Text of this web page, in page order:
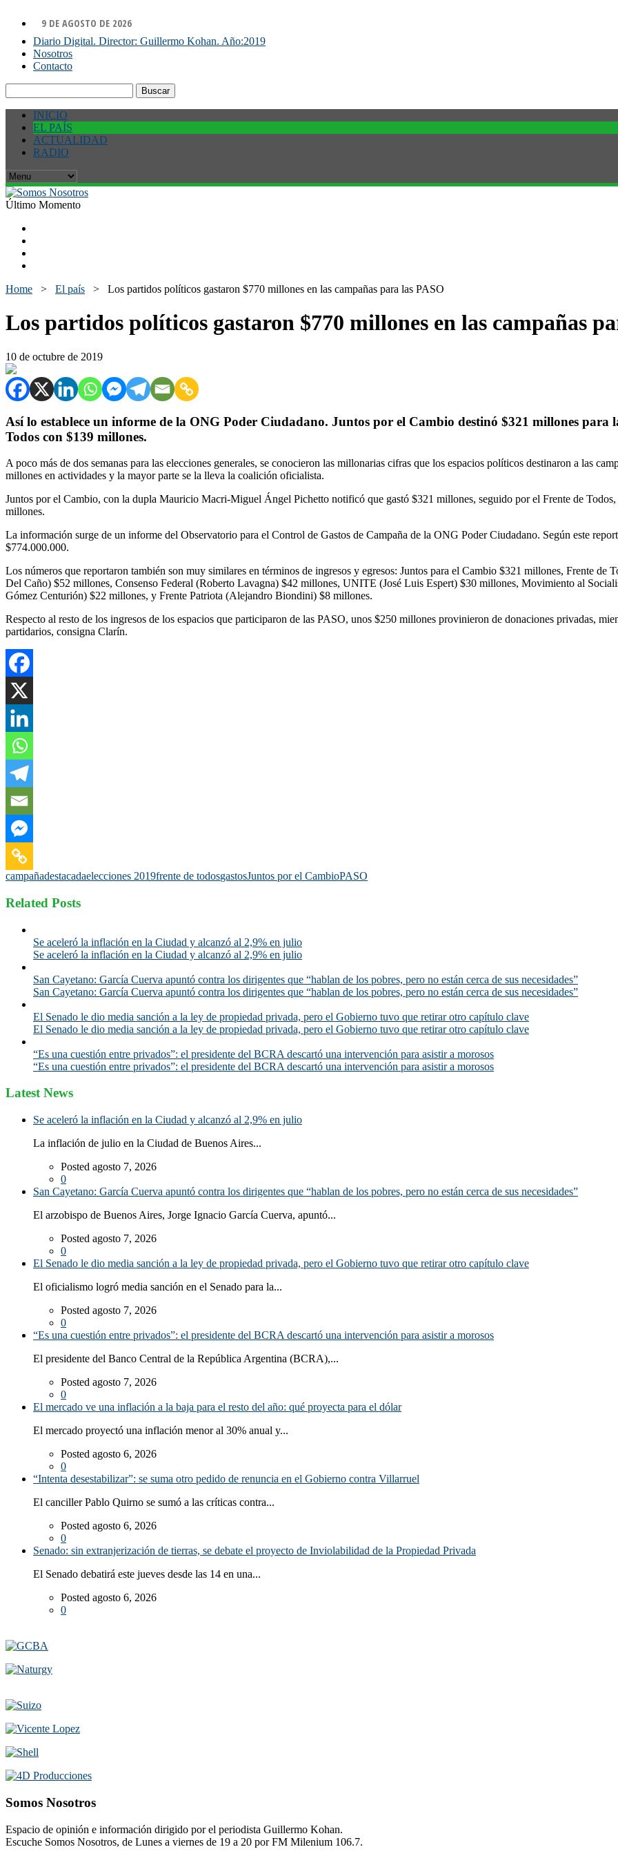
9 DE AGOSTO DE 2026
Diario Digital. Director: Guillermo Kohan. Año:2019
Nosotros
Contacto
INICIO
EL PAÍS
ACTUALIDAD
RADIO
Último Momento
Home > El país > Los partidos políticos gastaron $770 millones en las campañas para las PASO
Los partidos políticos gastaron $770 millones en las campañas
10 de octubre de 2019
Así lo establece un informe de la ONG Poder Ciudadano. Juntos por el Cambio destinó $321 millones para
Todos con $139 millones.
A poco más de dos semanas para las elecciones generales, se conocieron las millonarias cifras que los espacios políticos destinaron a las
millones en actividades y la mayor parte se la lleva la coalición oficialista.
Juntos por el Cambio, con la dupla Mauricio Macri-Miguel Ángel Pichetto notificó que gastó $321 millones, seguido por el Frente de
millones.
La información surge de un informe del Observatorio para el Control de Gastos de Campaña de la ONG Poder Ciudadano. Según este
$774.000.000.
Los números que reportaron también son muy similares en términos de ingresos y egresos: Juntos para el Cambio $321 millones, Frente de
Del Caño) $52 millones, Consenso Federal (Roberto Lavagna) $42 millones, UNITE (José Luis Espert) $30 millones, Movimiento al
Gómez Centurión) $22 millones, y Frente Patriota (Alejandro Biondini) $8 millones.
Respecto al resto de los ingresos de los espacios que participaron de las PASO, unos $250 millones provinieron de donaciones privadas,
partidarios, consigna Clarín.
campañadestacadaelecciones 2019frente de todosgastosJuntos por el CambioPASO
Related Posts
Se aceleró la inflación en la Ciudad y alcanzó al 2,9% en julio
Se aceleró la inflación en la Ciudad y alcanzó al 2,9% en julio
San Cayetano: García Cuerva apuntó contra los dirigentes que “hablan de los pobres, pero no están cerca de sus necesidades”
San Cayetano: García Cuerva apuntó contra los dirigentes que “hablan de los pobres, pero no están cerca de sus necesidades”
El Senado le dio media sanción a la ley de propiedad privada, pero el Gobierno tuvo que retirar otro capítulo clave
El Senado le dio media sanción a la ley de propiedad privada, pero el Gobierno tuvo que retirar otro capítulo clave
“Es una cuestión entre privados”: el presidente del BCRA descartó una intervención para asistir a morosos
“Es una cuestión entre privados”: el presidente del BCRA descartó una intervención para asistir a morosos
Latest News
Se aceleró la inflación en la Ciudad y alcanzó al 2,9% en julio
La inflación de julio en la Ciudad de Buenos Aires...
Posted agosto 7, 2026
0
San Cayetano: García Cuerva apuntó contra los dirigentes que “hablan de los pobres, pero no están cerca de sus necesidades”
El arzobispo de Buenos Aires, Jorge Ignacio García Cuerva, apuntó...
Posted agosto 7, 2026
0
El Senado le dio media sanción a la ley de propiedad privada, pero el Gobierno tuvo que retirar otro capítulo clave
El oficialismo logró media sanción en el Senado para la...
Posted agosto 7, 2026
0
“Es una cuestión entre privados”: el presidente del BCRA descartó una intervención para asistir a morosos
El presidente del Banco Central de la República Argentina (BCRA),...
Posted agosto 7, 2026
0
El mercado ve una inflación a la baja para el resto del año: qué proyecta para el dólar
El mercado proyectó una inflación menor al 30% anual y...
Posted agosto 6, 2026
0
“Intenta desestabilizar”: se suma otro pedido de renuncia en el Gobierno contra Villarruel
El canciller Pablo Quirno se sumó a las críticas contra...
Posted agosto 6, 2026
0
Senado: sin extranjerización de tierras, se debate el proyecto de Inviolabilidad de la Propiedad Privada
El Senado debatirá este jueves desde las 14 en una...
Posted agosto 6, 2026
0
Somos Nosotros
Espacio de opinión e información dirigido por el periodista Guillermo Kohan.
Escuche Somos Nosotros, de Lunes a viernes de 19 a 20 por FM Milenium 106.7.